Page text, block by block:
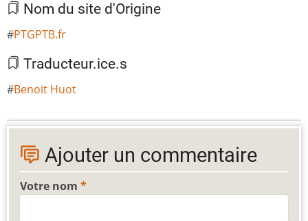
Nom du site d'Origine
PTGPTB.fr
Traducteur.ice.s
Benoit Huot
Ajouter un commentaire
Votre nom